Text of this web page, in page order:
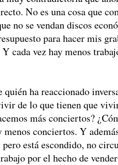
No es una cosa que
no se vendan discos
para hacer mis
cada vez hay menos
quién ha reaccionado
de lo que tienen que
más conciertos?
menos conciertos. Y
está escondido, no
por el hecho de